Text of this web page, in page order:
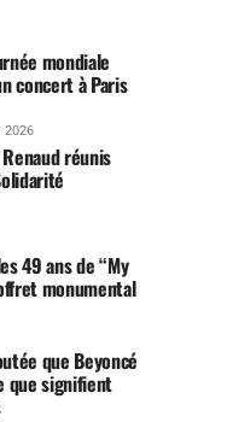
mondiale
concert à Paris
2026
réunis
49 ans de “My
monumental
que Beyoncé
que signifient